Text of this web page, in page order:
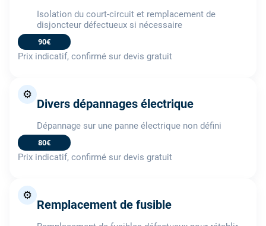
Isolation du court-circuit et remplacement de
disjoncteur défectueux si nécessaire
90€
Prix indicatif, confirmé sur devis gratuit
⚙️
Divers dépannages électrique
Dépannage sur une panne électrique non défini
80€
Prix indicatif, confirmé sur devis gratuit
⚙️
Remplacement de fusible